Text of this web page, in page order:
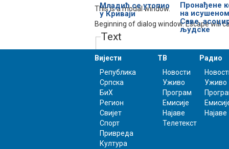
This is a modal window.
Beginning of dialog window. Escape will
Text
Color Transparency
Background
Color Transparency
Window
Младић се утопио
у Криваји
Пронађене
на
Саве,
људске
Вијести
Република
Српска
БиХ
Регион
Свијет
Спорт
Привреда
Култура
ТВ
Новости
Уживо
Програм
Емисије
Најаве
Телетекст
Радио
Уживо
Најаве